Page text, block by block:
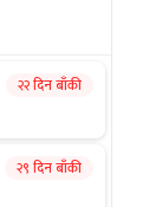
२२ दिन बाँकी
२९ दिन बाँकी